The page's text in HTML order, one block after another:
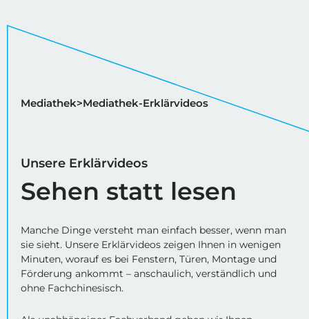
Mediathek Mediathek-Erklärvideos
Unsere Erklärvideos
Sehen statt lesen
Manche Dinge versteht man einfach besser, wenn man
sie sieht. Unsere Erklärvideos zeigen Ihnen in wenigen
Minuten, worauf es bei Fenstern, Türen, Montage und
Förderung ankommt – anschaulich, verständlich und
ohne Fachchinesisch.